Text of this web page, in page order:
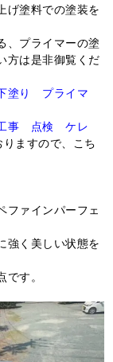
げ塗料での塗装を
、プライマーの塗
方は是非御覧くだ
塗り プライマ
工事 点検 ケレ
ますので、こち
ファインパーフェ
強く美しい状態を
す。